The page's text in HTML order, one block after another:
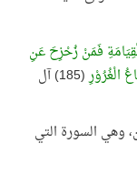
فَمَنْ زُحْزِحَ عَنِ
الْغُرُوْرِ
(185) آل
وهي السورة التي